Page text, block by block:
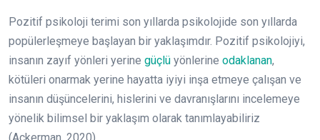
Pozitif psikoloji terimi son yıllarda psikolojide son yıllarda
popülerleşmeye başlayan bir yaklaşımdır. Pozitif psikolojiyi,
insanın zayıf yönleri yerine güçlü yönlerine odaklanan,
kötüleri onarmak yerine hayatta iyiyi inşa etmeye çalışan ve
insanın düşüncelerini, hislerini ve davranışlarını incelemeye
yönelik bilimsel bir yaklaşım olarak tanımlayabiliriz